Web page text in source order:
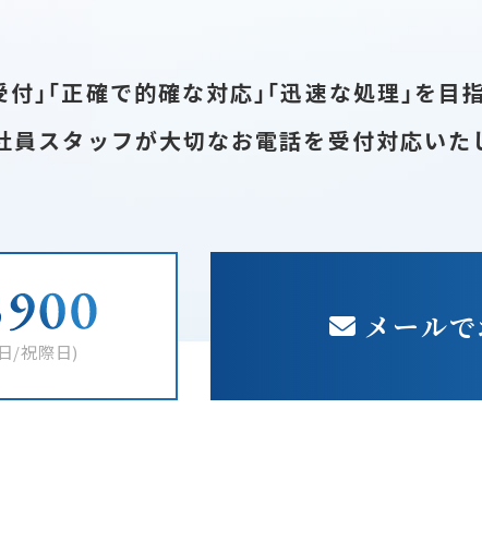
｣｢正確で的確な対応｣｢迅速な処理｣を目指
スタッフが大切なお電話を受付対応いた
/祝際日)
メール